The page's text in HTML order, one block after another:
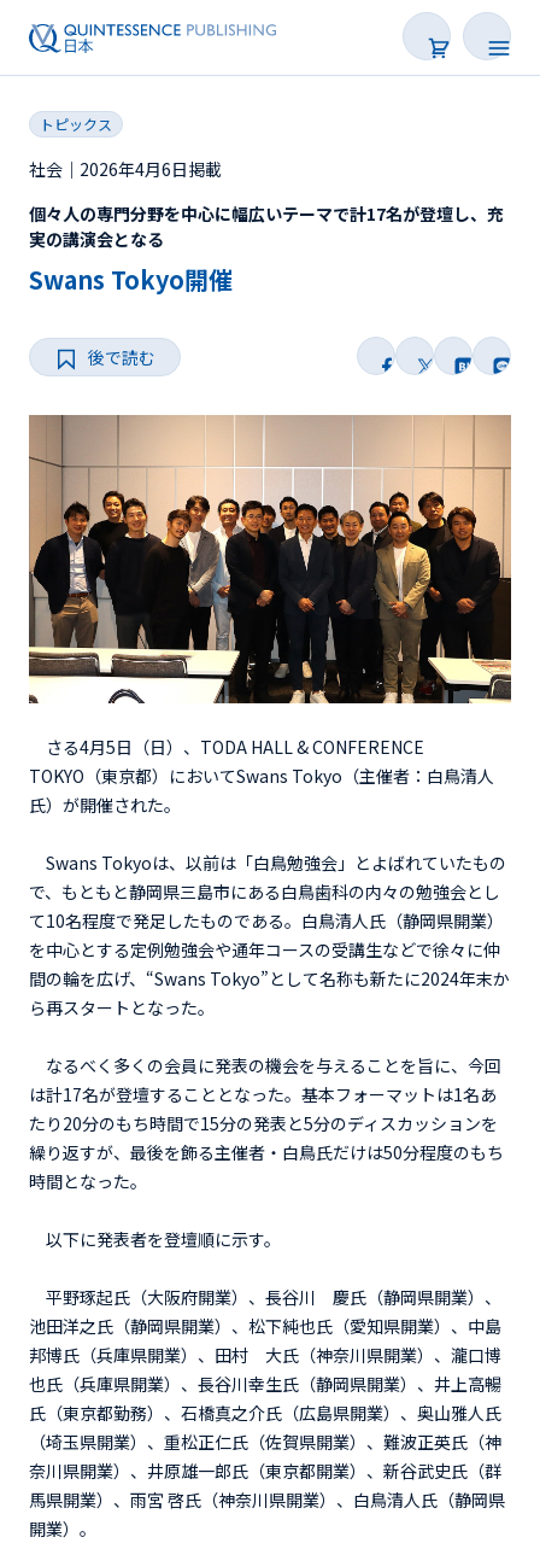
新着
連載
Web限定
後で読む
トピックス
社会｜2026年4月6日掲載
個々人の専門分野を中心に幅広いテーマで計17名が登壇し、充
実の講演会となる
Swans Tokyo開催
後で読む
さる4月5日（日）、TODA HALL & CONFERENCE
TOKYO（東京都）においてSwans Tokyo（主催者：白鳥清人
氏）が開催された。
Swans Tokyoは、以前は「白鳥勉強会」とよばれていたもの
で、もともと静岡県三島市にある白鳥歯科の内々の勉強会とし
て10名程度で発足したものである。白鳥清人氏（静岡県開業）
を中心とする定例勉強会や通年コースの受講生などで徐々に仲
間の輪を広げ、“Swans Tokyo”として名称も新たに2024年末か
ら再スタートとなった。
なるべく多くの会員に発表の機会を与えることを旨に、今回
は計17名が登壇することとなった。基本フォーマットは1名あ
たり20分のもち時間で15分の発表と5分のディスカッションを
繰り返すが、最後を飾る主催者・白鳥氏だけは50分程度のもち
時間となった。
以下に発表者を登壇順に示す。
平野琢起氏（大阪府開業）、長谷川 慶氏（静岡県開業）、
池田洋之氏（静岡県開業）、松下純也氏（愛知県開業）、中島
邦博氏（兵庫県開業）、田村 大氏（神奈川県開業）、瀧口博
也氏（兵庫県開業）、長谷川幸生氏（静岡県開業）、井上高暢
氏（東京都勤務）、石橋真之介氏（広島県開業）、奥山雅人氏
（埼玉県開業）、重松正仁氏（佐賀県開業）、難波正英氏（神
奈川県開業）、井原雄一郎氏（東京都開業）、新谷武史氏（群
馬県開業）、雨宮 啓氏（神奈川県開業）、白鳥清人氏（静岡県
開業）。